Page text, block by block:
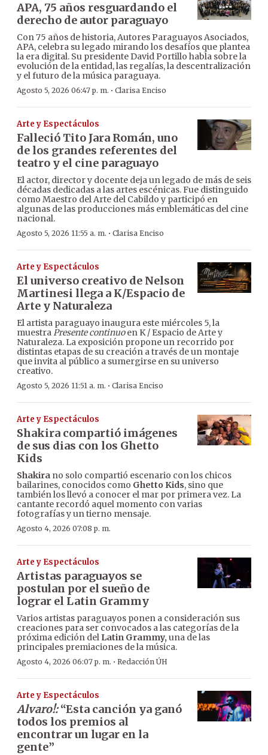
APA, 75 años resguardando el
derecho de autor paraguayo
Con 75 años de historia, Autores Paraguayos Asociados,
APA, celebra su legado mirando los desafíos que plantea
la era digital. Su presidente David Portillo habla sobre la
evolución de la entidad, las regalías, la descentralización
y el futuro de la música paraguaya.
Agosto 5, 2026 06:47 p. m. · Clarisa Enciso
Arte y Espectáculos
Falleció Tito Jara Román, uno
de los grandes referentes del
teatro y el cine paraguayo
El actor, director y docente deja un legado de más de seis
décadas dedicadas a las artes escénicas. Fue distinguido
como Maestro del Arte del Cabildo y participó en
algunas de las producciones más emblemáticas del cine
nacional.
Agosto 5, 2026 11:55 a. m. · Clarisa Enciso
Arte y Espectáculos
El universo creativo de Nelson
Martinesi llega a K/Espacio de
Arte y Naturaleza
El artista paraguayo inaugura este miércoles 5, la
muestraPresente continuoen K / Espacio de Arte y
Naturaleza. La exposición propone un recorrido por
distintas etapas de su creación a través de un montaje
que invita al público a sumergirse en su universo
creativo.
Agosto 5, 2026 11:51 a. m. · Clarisa Enciso
Arte y Espectáculos
Shakira compartió imágenes
de sus dias con los Ghetto
Kids
Shakira no solo compartió escenario con los chicos
bailarines, conocidos como Ghetto Kids, sino que
también los llevó a conocer el mar por primera vez. La
cantante recordó aquel momento con varias
fotografías y un tierno mensaje.
Agosto 4, 2026 07:08 p. m.
Arte y Espectáculos
Artistas paraguayos se
postulan por el sueño de
lograr el Latin Grammy
Varios artistas paraguayos ponen a consideración sus
creaciones para ser convocados a las categorías de la
próxima edición del Latin Grammy, una de las
principales premiaciones de la música.
Agosto 4, 2026 06:07 p. m. · Redacción ÚH
Arte y Espectáculos
Alvaro!:“Esta canción ya ganó
todos los premios al
encontrar un lugar en la
gente”